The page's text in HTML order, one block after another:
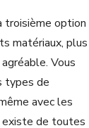
troisième option
matériaux, plus
Vous
types de
avec les
existe de toutes